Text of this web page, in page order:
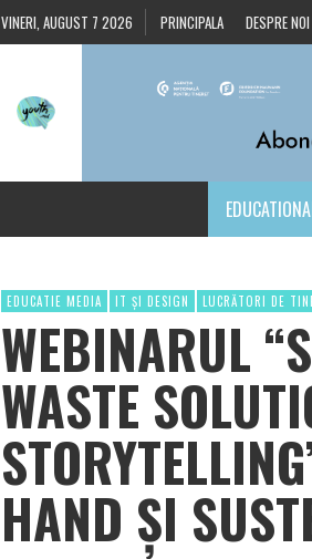
VINERI, AUGUST 7 2026 PRINCIPALA DESPRE NOI
EDUCATIE MEDIA IT ȘI DESIGN LUCRĂTORI DE
WEBINARUL
WASTE
HAND ȘI